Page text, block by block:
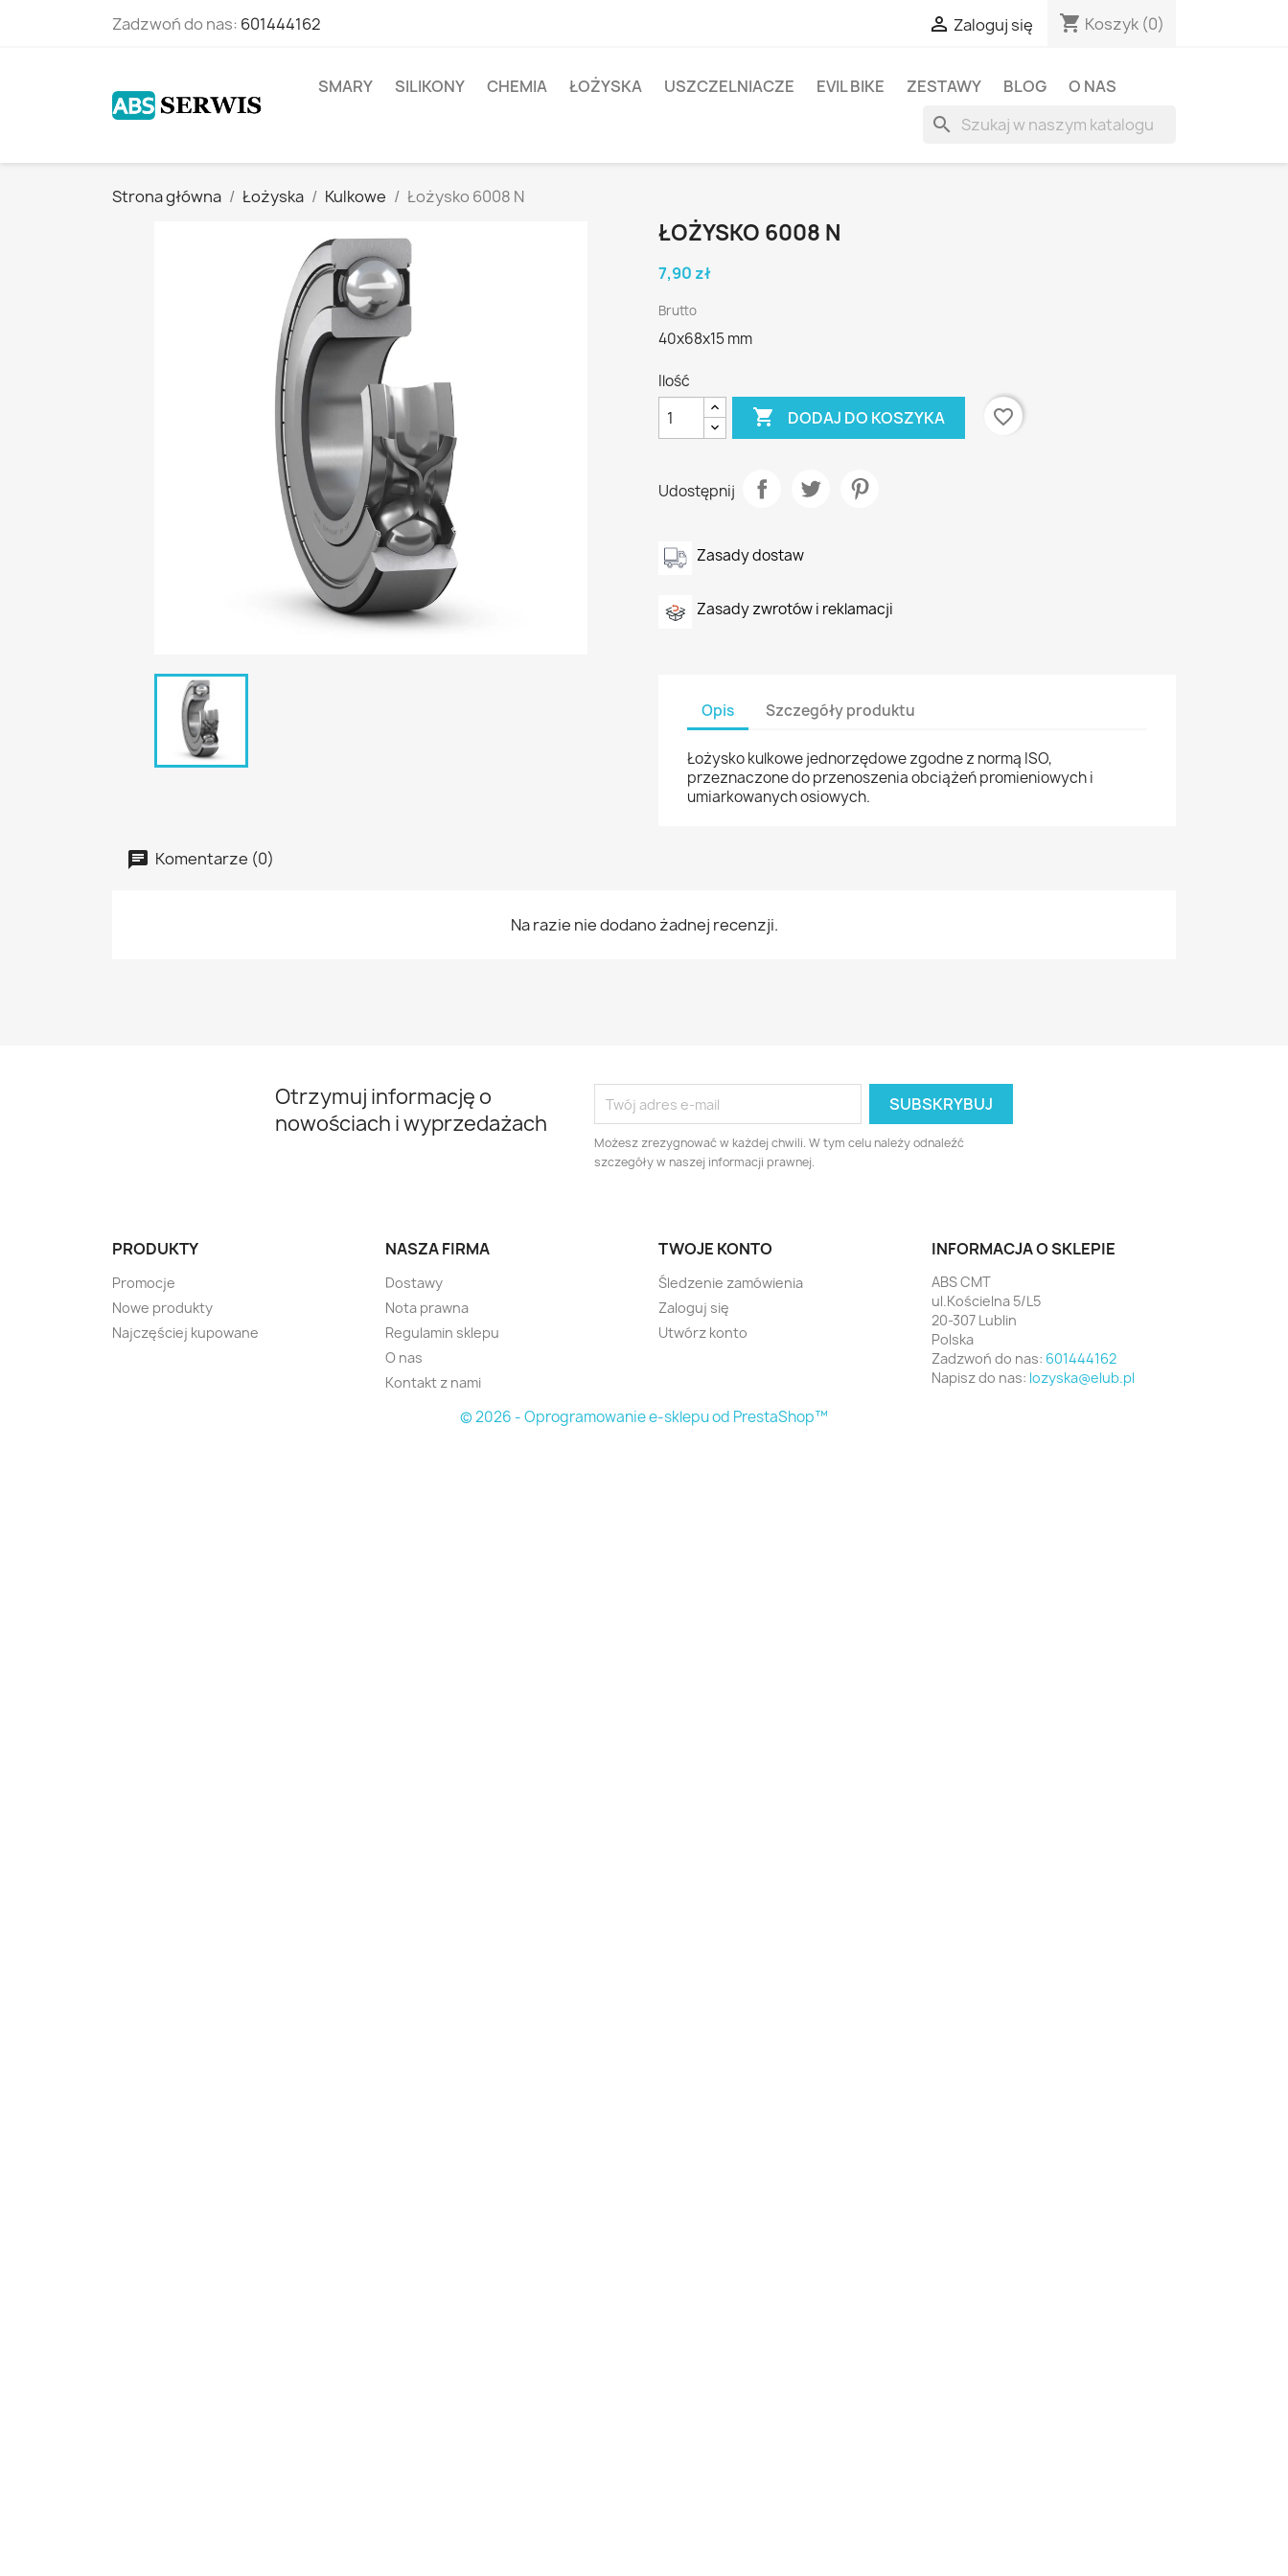
Zadzwoń do nas: 601444162  Zaloguj się shopping_cart Koszyk (0)
SMARY SILIKONY CHEMIA ŁOŻYSKA USZCZELNIACZE EVIL BIKE ZESTAWY BLOG O NAS
search
Strona główna Łożyska Kulkowe Łożysko 6008 N
ŁOŻYSKO 6008 N
7,90 zł
Brutto
40x68x15 mm
Ilość
 DODAJ DO KOSZYKA favorite_border
Udostępnij
Zasady dostaw
Zasady zwrotów i reklamacji
Opis Szczegóły produktu
Łożysko kulkowe jednorzędowe zgodne z normą ISO,
przeznaczone do przenoszenia obciążeń promieniowych i
umiarkowanych osiowych.
Komentarze (0)
Na razie nie dodano żadnej recenzji.
Otrzymuj informację o
nowościach i wyprzedażach
Możesz zrezygnować w każdej chwili. W tym celu należy odnaleźć
szczegóły w naszej informacji prawnej.
PRODUKTY
Promocje
Nowe produkty
Najczęściej kupowane
NASZA FIRMA
Dostawy
Nota prawna
Regulamin sklepu
O nas
Kontakt z nami
TWOJE KONTO
Śledzenie zamówienia
Zaloguj się
Utwórz konto
INFORMACJA O SKLEPIE
ABS CMT
ul.Kościelna 5/L5
20-307 Lublin
Polska
Zadzwoń do nas: 601444162
Napisz do nas: lozyska@elub.pl
© 2026 - Oprogramowanie e-sklepu od PrestaShop™